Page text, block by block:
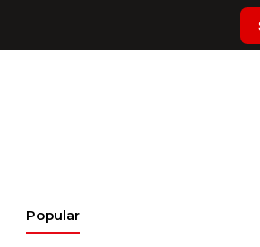
Popular